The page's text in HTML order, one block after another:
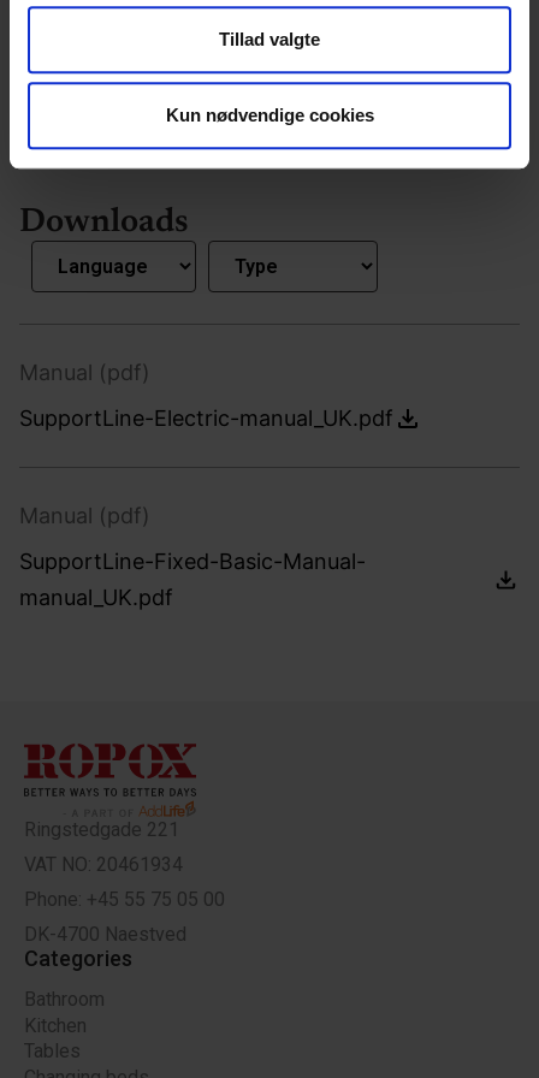
at analysere vores trafik. Vi deler også oplysninger om
din brug af vores hjemmeside med vores partnere inden
for sociale medier, annonceringspartnere og
data med andre oplysninger, du har givet dem, eller som
de har indsamlet fra din brug af deres tjenester.
Tillad valgte
Kun nødvendige cookies
Downloads
Manual (pdf)
SupportLine-Electric-manual_UK.pdf
Manual (pdf)
SupportLine-Fixed-Basic-Manual-
manual_UK.pdf
Ringstedgade 221
VAT NO: 20461934
Phone: +45 55 75 05 00
DK-4700 Naestved
Categories
Bathroom
Kitchen
Tables